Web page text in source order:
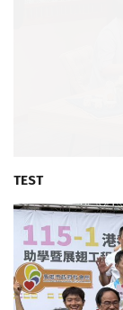
TEST